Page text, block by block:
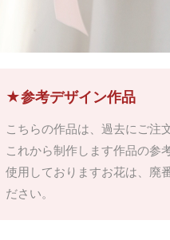
★参考デザイン作品
こちらの作品は、過去にご注
これから制作します作品の参
使用しておりますお花は、廃
ださい。